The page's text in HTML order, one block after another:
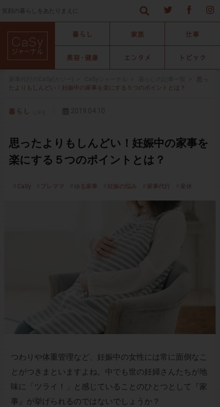
笑顔の暮らしをあたりまえに
思っ
たよりもしんどい！妊娠中の家事を楽にする５つのポイントとは？
思ったよりもしんどい！妊娠中の家事を
楽にする５つのポイントとは？
CaSy プレママ ゆる家事 妊娠の悩み 家事代行 産休
つわりや体重管理など、妊娠中の女性には常に面倒なこ
とがつきまといますよね。中でも世の妊婦さんたちが地
味に「ツライ！」と感じていることのひとつとして『家
事』が挙げられるのではないでしょうか？